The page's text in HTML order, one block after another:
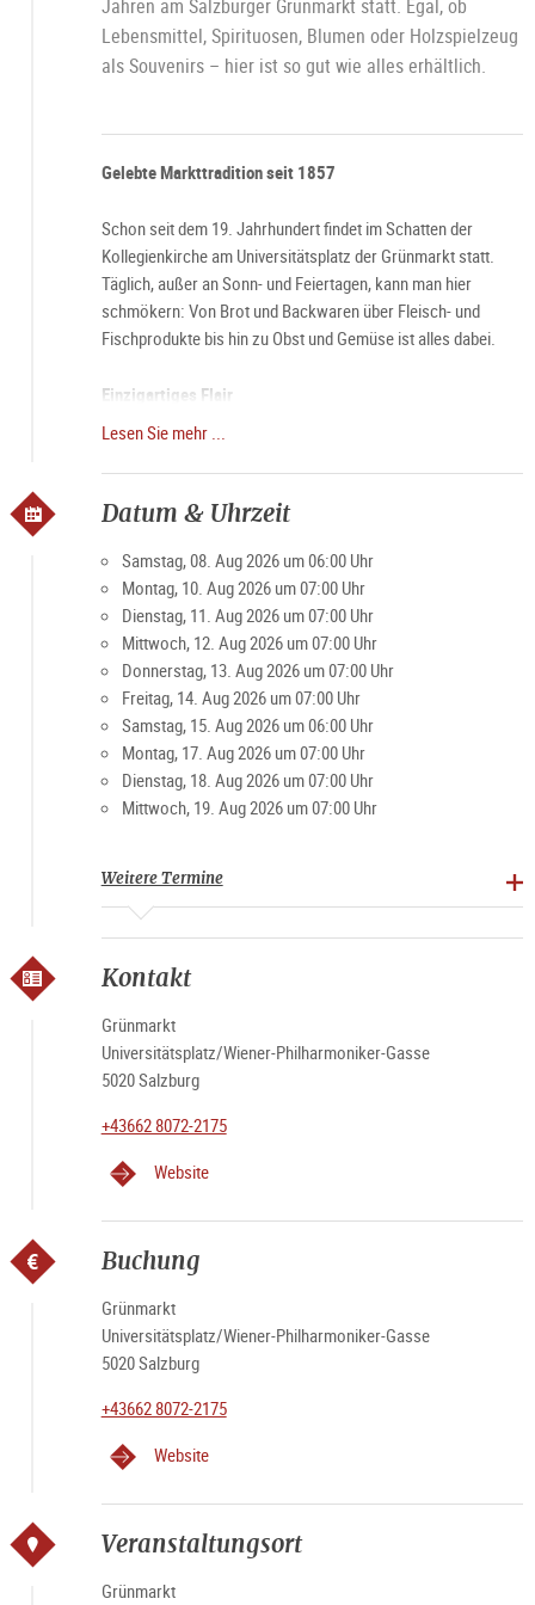
Jahren am Salzburger Grünmarkt statt. Egal, ob
Lebensmittel, Spirituosen, Blumen oder Holzspielzeug
als Souvenirs – hier ist so gut wie alles erhältlich.
Gelebte Markttradition seit 1857
Schon seit dem 19. Jahrhundert findet im Schatten der
Kollegienkirche am Universitätsplatz der Grünmarkt statt.
Täglich, außer an Sonn- und Feiertagen, kann man hier
schmökern: Von Brot und Backwaren über Fleisch- und
Fischprodukte bis hin zu Obst und Gemüse ist alles dabei.
Einzigartiges Flair
besondere Aura. Dann, wenn die Stände des Marktes schon
um 6 Uhr morgens ihre Pforten öffnen und die Stadt langsam
Besucher und Einheimische schätzen den Markt für die
gemütliche Atmosphäre. Vor allem am Wochenende ist der
Platz ein beliebter Treffpunkt für Jung und Alt.
Spezialitäten: Landwirtschaftliche Produkte, Brot, Gebäck,
Fleisch und Verarbeitungsprodukte, Obst, Gemüse,
Spirituosen
Marktzeiten
Feiertage)
Lesen Sie mehr ...
Datum & Uhrzeit
Samstag, 08. Aug 2026 um 06:00 Uhr
Montag, 10. Aug 2026 um 07:00 Uhr
Dienstag, 11. Aug 2026 um 07:00 Uhr
Mittwoch, 12. Aug 2026 um 07:00 Uhr
Donnerstag, 13. Aug 2026 um 07:00 Uhr
Freitag, 14. Aug 2026 um 07:00 Uhr
Samstag, 15. Aug 2026 um 06:00 Uhr
Montag, 17. Aug 2026 um 07:00 Uhr
Dienstag, 18. Aug 2026 um 07:00 Uhr
Mittwoch, 19. Aug 2026 um 07:00 Uhr
Weitere Termine
Kontakt
Grünmarkt
Universitätsplatz/Wiener-Philharmoniker-Gasse
5020 Salzburg
+43662 8072-2175
Website
Buchung
Grünmarkt
Universitätsplatz/Wiener-Philharmoniker-Gasse
5020 Salzburg
+43662 8072-2175
Website
Veranstaltungsort
Grünmarkt